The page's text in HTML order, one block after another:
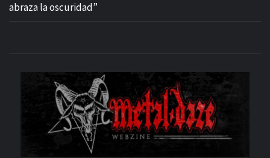
abraza la oscuridad”